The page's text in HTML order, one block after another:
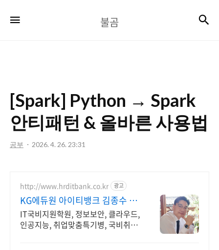
곰
불곰
[Spark] Python → Spark
안티패턴 & 올바른 사용법
공부 2026. 4. 26. 23:31
http://www.hrditbank.co.kr 광고
KG에듀원 아이티뱅크 김종수 27
년경력전문가 IT취업상담
IT국비지원학원, 정보보안, 클라우드,
인공지능, 취업맞춤특기병, 국비취업